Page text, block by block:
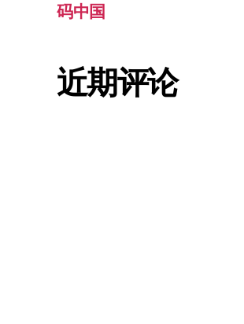
码中国
近期评论